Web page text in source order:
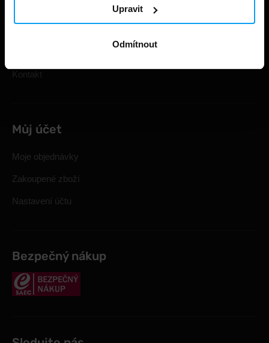
Upravit
Odmítnout
Kontakt
Můj účet
Moje objednávky
Zakoupené zboží
Nastavení účtu
Bezpečný nákup